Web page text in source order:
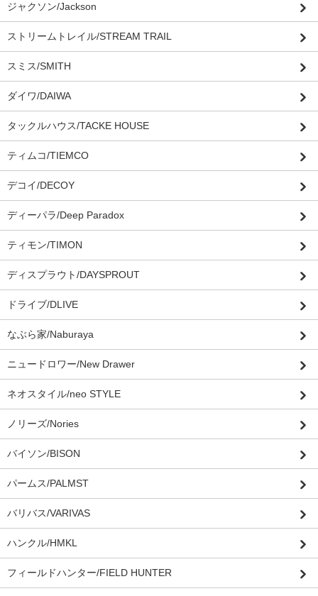
ジャクソン/Jackson
ストリームトレイル/STREAM TRAIL
スミス/SMITH
ダイワ/DAIWA
タックルハウス/TACKE HOUSE
ティムコ/TIEMCO
デコイ/DECOY
ディーパラ/Deep Paradox
ティモン/TIMON
ディスプラウト/DAYSPROUT
ドライブ/DLIVE
なぶら家/Naburaya
ニュードロワー/New Drawer
ネオスタイル/neo STYLE
ノリーズ/Nories
バイソン/BISON
パームス/PALMST
バリバス/VARIVAS
ハンクル/HMKL
フィールドハンター/FIELD HUNTER